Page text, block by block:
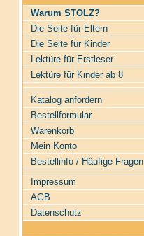
Warum STOLZ?
Die Seite für Eltern
Die Seite für Kinder
Lektüre für Erstleser
Lektüre für Kinder ab 8
Katalog anfordern
Bestellformular
Warenkorb
Mein Konto
Bestellinfo / Häufige Fragen
Impressum
AGB
Datenschutz